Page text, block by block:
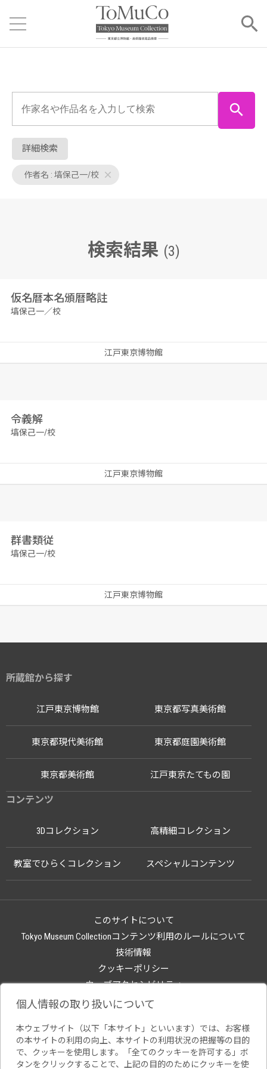
詳細検索
作者名 : 塙保己一/校
検索結果 (3)
仮名暦本名頒暦略註
塙保己一／校
江戸東京博物館
令義解
塙保己一/校
江戸東京博物館
群書類従
塙保己一/校
江戸東京博物館
所蔵館から探す
江戸東京博物館
江戸東京たてもの園
東京都写真美術館
東京都現代美術館 東京都庭園美術館
東京都美術館
コンテンツ
3Dコレクション 高精細コレクション
教室でひらくコレクション スペシャルコンテンツ
このサイトについて
Tokyo Museum Collectionコンテンツ利用のルールについて
技術情報
クッキーポリシー
ウェブアクセシビリティ
関連サイト
個人情報の取り扱いについて
本ウェブサイト（以下「本サイト」といいます）では、お客様
の本サイトの利用の向上、本サイトの利用状況の把握等の目的
で、クッキーを使用します。「全てのクッキーを許可する」ボ
タンをクリックすることで、上記の目的のためにクッキーを使